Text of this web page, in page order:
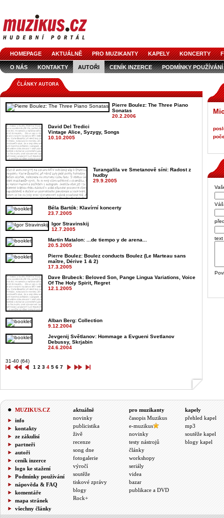
HOMEPAGE AKTUÁLNĚ PRO MUZIKANTY KAPELY KONCERTY
O NÁS KONTAKTY AUTOŘI CENÍK INZERCE PODMÍNKY POUŽÍVÁNÍ
LOGO KE STAŽENÍ
ČLÁNKY AUTORA
Pierre Boulez: The Three Piano
Sonatas
20.2.2006
David Del Tredici
Vintage Alice, Syzygy, Songs
10.10.2005
Turangalila ve Smetanově síni: Radost z
hudby
29.9.2005
Béla Bartók: Klavírní koncerty
23.7.2005
Igor Stravinskij
12.7.2005
Martin Matalon: ...de tiempo y de arena...
20.5.2005
Pierre Boulez: Boulez conducts Boulez (Le Marteau sans
maître, Dérive 1 & 2)
17.3.2005
Dave Brubeck: Beloved Son, Pange Lingua Variations, Voice
Of The Holy Spirit, Regret
12.1.2005
Alban Berg: Collection
9.12.2004
Jevgenij Světlanov: Hommage a Evgueni Svetlanov
Debussy, Skrjabin
24.6.2004
31-40 (64)
1 2 3 4 5 6 7
text
MUZIKUS.CZ
info
kontakty
ze zákulisí
partneři
autoři
ceník inzerce
logo ke stažení
Podmínky používání
nápověda & FAQ
komentáře
mapa stránek
všechny články
aktuálně
novinky
publicistika
živě
recenze
song dne
fotogalerie
výročí
soutěže
tiskové zprávy
blogy
Rock+
pro muzikanty
časopis Muzikus
e-muzikus
novinky
testy nástrojů
články
workshopy
seriály
videa
bazar
publikace a DVD
kapely
přehled kapel
mp3
soutěže kapel
blogy kapel